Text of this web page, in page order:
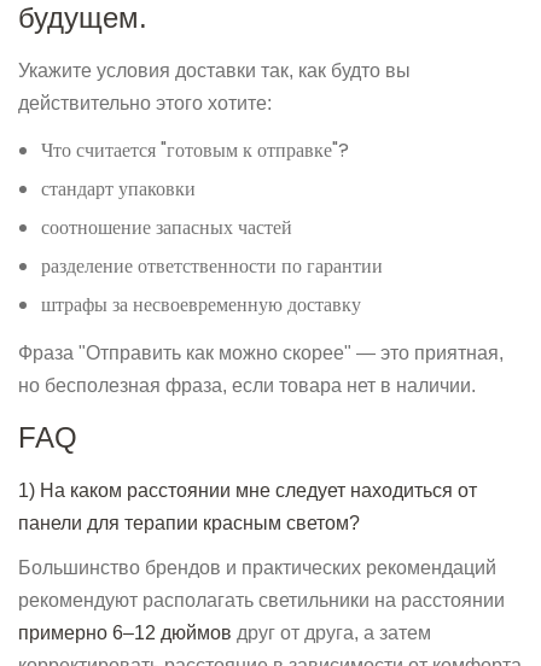
будущем.
Укажите условия доставки так, как будто вы
действительно этого хотите:
Что считается "готовым к отправке"?
стандарт упаковки
соотношение запасных частей
разделение ответственности по гарантии
штрафы за несвоевременную доставку
Фраза "Отправить как можно скорее" — это приятная,
но бесполезная фраза, если товара нет в наличии.
FAQ
1) На каком расстоянии мне следует находиться от
панели для терапии красным светом?
Большинство брендов и практических рекомендаций
рекомендуют располагать светильники на расстоянии
примерно 6–12 дюймов друг от друга, а затем